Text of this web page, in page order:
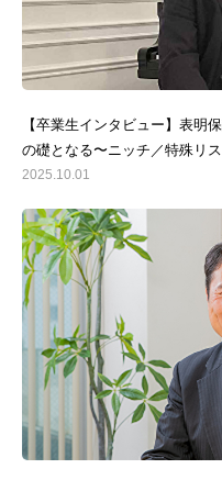
【卒業生インタビュー】表明
の礎となる〜ニッチ／特殊リ
ん〜
2025.10.01